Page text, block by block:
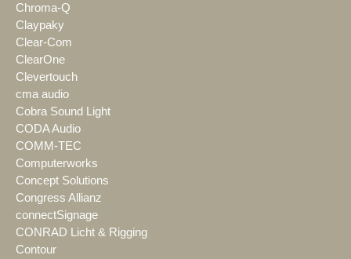
Chroma-Q
Claypaky
Clear-Com
ClearOne
Clevertouch
cma audio
Cobra Sound Light
CODA Audio
COMM-TEC
Computerworks
Concept Solutions
Congress Allianz
connectSignage
CONRAD Licht & Rigging
Contour